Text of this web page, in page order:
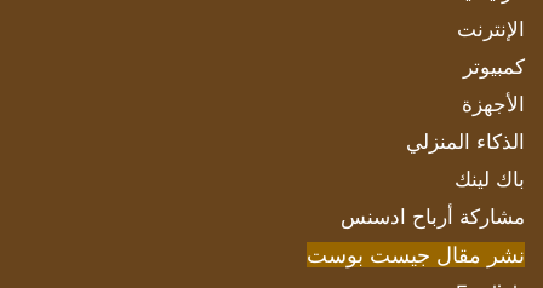
الإنترنت
كمبيوتر
الأجهزة
الذكاء المنزلي
باك لينك
مشاركة أرباح ادسنس
نشر مقال جيست بوست